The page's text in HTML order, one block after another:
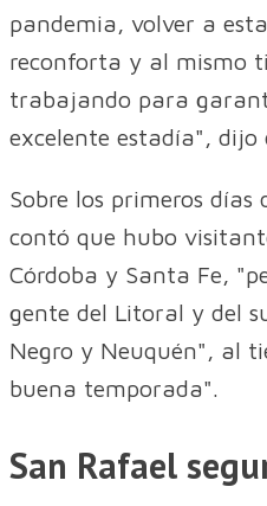
pandemia, volver a
reconforta y al mismo
trabajando para
excelente estadía",
Sobre los primeros
contó que hubo
Córdoba y Santa Fe,
gente del Litoral y del
Negro y Neuquén", al
buena temporada".
San Rafael